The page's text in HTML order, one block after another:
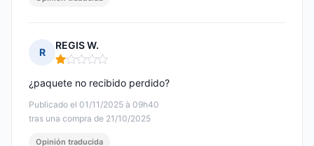
R
REGIS W.
Nota: 1 de 5
Publicado el 01/11/2025 à 09h40
tras una compra de 21/10/2025
¿paquete no recibido perdido?
Opinión traducida